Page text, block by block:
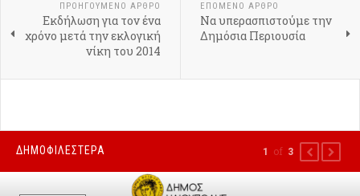
ΠΡΟΗΓΟΎΜΕΝΟ ΑΡΘΡΟ
Εκδήλωση για τον ένα
χρόνο μετά την εκλογική
νίκη του 2014
ΕΠΟΜΕΝΟ ΑΡΘΡΟ
Να υπερασπιστούμε την
Δημόσια Περιουσία
ΔΗΜΟΦΙΛΕΣΤΕΡΑ 1 of 3 PREVIOUS
NEXT